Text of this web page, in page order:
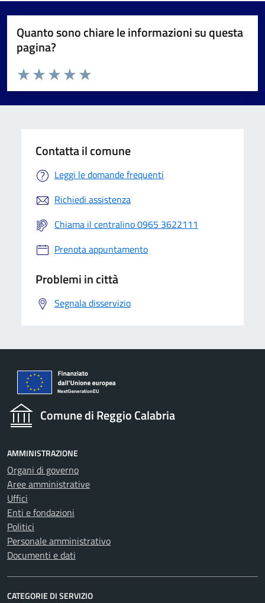
Quanto sono chiare le informazioni su questa
pagina?
Valuta da 1 a 5 stelle la pagina
Valuta 5 stelle su 5
Valuta 4 stelle su 5
Valuta 3 stelle su 5
Valuta 2 stelle su 5
Valuta 1 stelle su 5
Contatta il comune
Leggi le domande frequenti
Richiedi assistenza
Chiama il centralino 0965 3622111
Prenota appuntamento
Problemi in città
Segnala disservizio
Comune di Reggio Calabria
AMMINISTRAZIONE
Organi di governo
Aree amministrative
Uffici
Enti e fondazioni
Politici
Personale amministrativo
Documenti e dati
CATEGORIE DI SERVIZIO